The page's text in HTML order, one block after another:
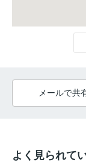
メールで共
よく見られて